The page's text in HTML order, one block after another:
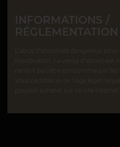
INFORMATIONS /
RÉGLEMENTATION